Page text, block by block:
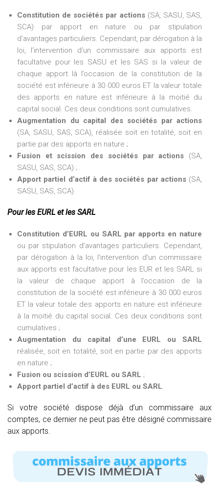
Constitution de sociétés par actions(SA, SASU, SAS,
SCA) par apport en nature ou par stipulation
d’avantages particuliers. Cependant, par dérogation à la
loi, l’intervention d’un commissaire aux apports est
facultative pour les SASU et les SAS si la valeur de
chaque apport là l’occasion de la constitution de la
société est inférieure à 30 000 euros ET la valeur totale
des apports en nature est inférieure à la moitié du
capital social. Ces deux conditions sont cumulatives.
Augmentation du capital des sociétés par actions
(SA, SASU, SAS, SCA), réalisée soit en totalité, soit en
partie par des apports en nature ;
Fusion et scission des sociétés par actions (SA,
SASU, SAS, SCA) ;
Apport partiel d’actif à des sociétés par actions(SA,
SASU, SAS, SCA).
Pour les EURL et les SARL
Constitution d’EURL ou SARL par apports en nature
ou par stipulation d’avantages particuliers. Cependant,
par dérogation à la loi, l’intervention d’un commissaire
aux apports est facultative pour les EUR et les SARL si
la valeur de chaque apport à l’occasion de la
constitution de la société est inférieure à 30 000 euros
ET la valeur totale des apports en nature est inférieure
à la moitié du capital social. Ces deux conditions sont
cumulatives ;
Augmentation du capital d’une EURL ou SARL
réalisée, soit en totalité, soit en partie par des apports
en nature ;
Fusion ou scission d’EURL ou SARL ;
Apport partiel d’actif à des EURL ou SARL.
Si votre société dispose déjà d’un commissaire aux
comptes, ce dernier ne peut pas être désigné commissaire
aux apports.